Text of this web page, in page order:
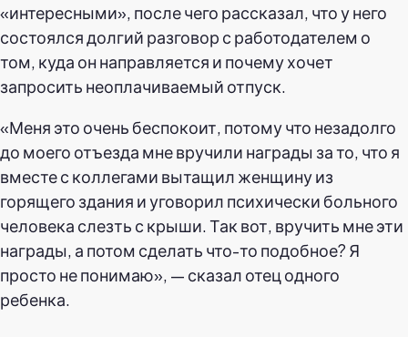
«интересными», после чего рассказал, что у него
состоялся долгий разговор с работодателем о
том, куда он направляется и почему хочет
запросить неоплачиваемый отпуск.
«Меня это очень беспокоит, потому что незадолго
до моего отъезда мне вручили награды за то, что я
вместе с коллегами вытащил женщину из
горящего здания и уговорил психически больного
человека слезть с крыши. Так вот, вручить мне эти
награды, а потом сделать что-то подобное? Я
просто не понимаю», — сказал отец одного
ребенка.